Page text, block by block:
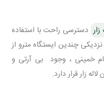
دسترسی راحت با استفاده
چندین ایستگاه مترو از
خمینی ، وجود بی آرتی و
زار قرار دارد.